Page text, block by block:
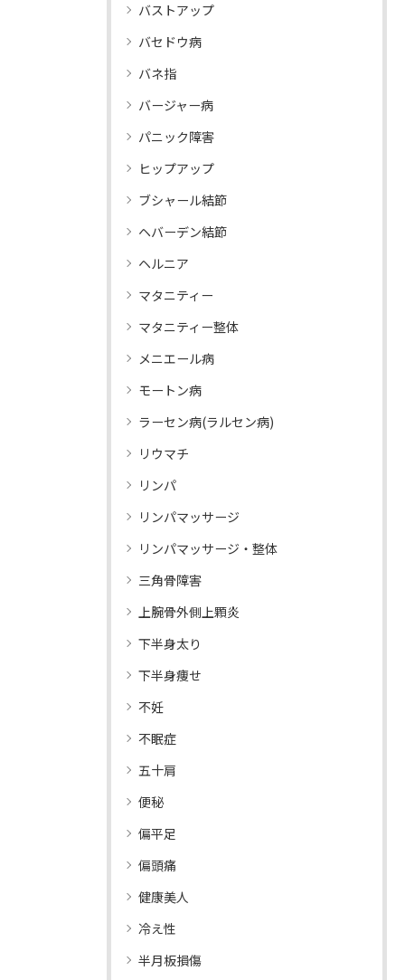
バストアップ
バセドウ病
バネ指
バージャー病
パニック障害
ヒップアップ
ブシャール結節
ヘバーデン結節
ヘルニア
マタニティー
マタニティー整体
メニエール病
モートン病
ラーセン病(ラルセン病)
リウマチ
リンパ
リンパマッサージ
リンパマッサージ・整体
三角骨障害
上腕骨外側上顆炎
下半身太り
下半身痩せ
不妊
不眠症
五十肩
便秘
偏平足
偏頭痛
健康美人
冷え性
半月板損傷